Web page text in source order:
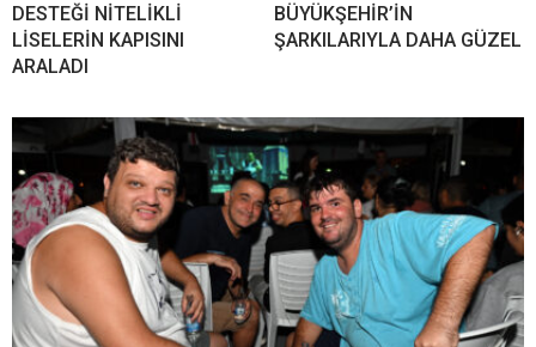
DESTEĞİ NİTELİKLİ
LİSELERİN KAPISINI
ARALADI
BÜYÜKŞEHİR’İN
ŞARKILARIYLA DAHA GÜZEL